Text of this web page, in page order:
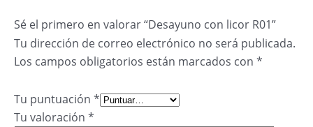
Sé el primero en valorar “Desayuno con licor R01”
Tu dirección de correo electrónico no será publicada.
Los campos obligatorios están marcados con *
Tu puntuación *
Tu valoración *